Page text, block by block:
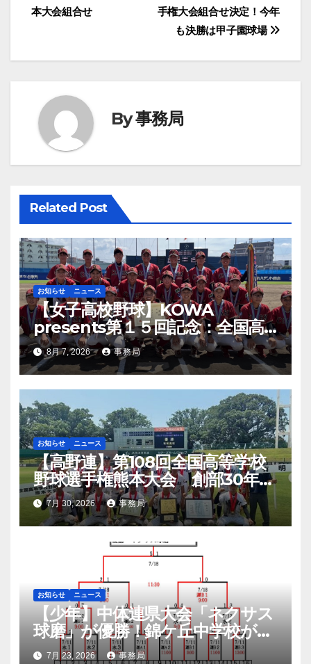
稿
ビ
ゲ
ー
シ
ン
手権大会組合せ決定！今年
も決勝は甲子園球場
本大会組合せ
By事務局
Related Post
お知らせ ニュース
【女子高校野球】KOWA
presents第１５回記念：全国高
等学校女子硬式野球ユース大会開
幕
8月 7, 2026 事務局
お知らせ ニュース
【高野連】第108回全国高等学校
野球選手権熊本大会 創部30年有
明高校悲願の初優勝
7月 30, 2026 事務局
お知らせ ニュース
【少年】中体連県大会「ネクサス
球磨」が優勝！錦ケ丘中学校が準
優勝！九州大会へ
7月 23, 2026 事務局